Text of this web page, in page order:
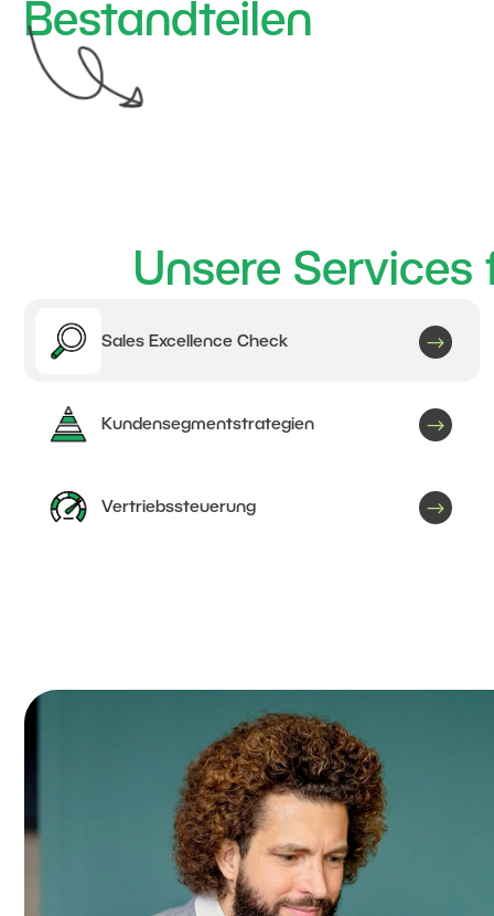
Bestandteilen
Unsere Services
Sales Excellence Check $
Kundensegmentstrategien $
Vertriebssteuerung $